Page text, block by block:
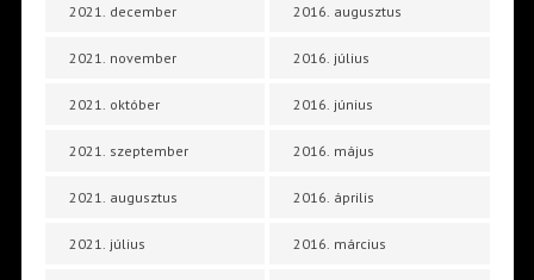
2021. december
2021. november
2021. október
2021. szeptember
2021. augusztus
2021. július
2016. augusztus
2016. július
2016. június
2016. május
2016. április
2016. március